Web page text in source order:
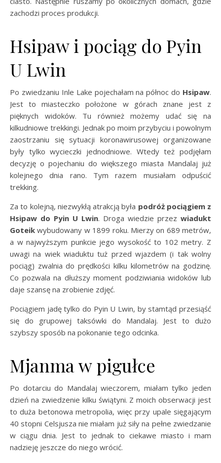
zachodzi proces produkcji.
Hsipaw i pociąg do Pyin
U Lwin
Po zwiedzaniu Inle Lake pojechałam na północ do Hsipaw.
Jest to miasteczko położone w górach znane jest z
pięknych widoków. Tu również możemy udać się na
kilkudniowe trekkingi. Jednak po moim przybyciu i powolnym
zaostrzaniu się sytuacji koronawirusowej organizowane
były tylko wycieczki jednodniowe. Wtedy też podjęłam
decyzję o pojechaniu do większego miasta Mandalaj już
kolejnego dnia rano. Tym razem musiałam odpuścić
trekking.
Za to kolejną, niezwykłą atrakcją była podróż pociągiem z
Hsipaw do Pyin U Lwin. Droga wiedzie przez wiadukt
Goteik wybudowany w 1899 roku. Mierzy on 689 metrów,
a w najwyższym punkcie jego wysokość to 102 metry. Z
uwagi na wiek wiaduktu tuż przed wjazdem (i tak wolny
pociąg) zwalnia do prędkości kilku kilometrów na godzinę.
Co pozwala na dłuższy moment podziwiania widoków lub
daje szansę na zrobienie zdjęć.
Pociągiem jadę tylko do Pyin U Lwin, by stamtąd przesiąść
się do grupowej taksówki do Mandalaj. Jest to dużo
szybszy sposób na pokonanie tego odcinka.
Mjanma w pigułce
Po dotarciu do Mandalaj wieczorem, miałam tylko jeden
dzień na zwiedzenie kilku świątyni. Z moich obserwacji jest
to duża betonowa metropolia, więc przy upale sięgającym
40 stopni Celsjusza nie miałam już siły na pełne zwiedzanie
w ciągu dnia. Jest to jednak to ciekawe miasto i mam
nadzieję jeszcze do niego wrócić.